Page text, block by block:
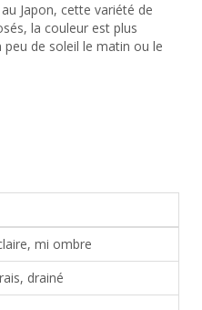
Japon, cette variété de
la couleur est plus
de soleil le matin ou le
mi ombre
drainé